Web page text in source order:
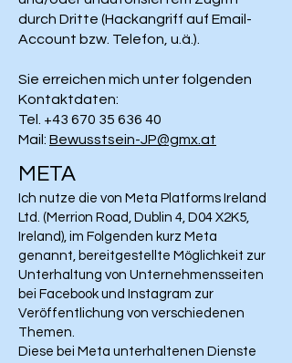
durch Dritte (Hackangriff auf Email-
Account bzw. Telefon, u.ä.).
Sie erreichen mich unter folgenden
Kontaktdaten:
Tel. +43 670 35 636 40
Mail: Bewusstsein-JP@gmx.at
META
Ich nutze die von Meta Platforms Ireland
Ltd. (Merrion Road, Dublin 4, D04 X2K5,
Ireland), im Folgenden kurz Meta
genannt, bereitgestellte Möglichkeit zur
Unterhaltung von Unternehmensseiten
bei Facebook und Instagram zur
Veröffentlichung von verschiedenen
Themen.
Diese bei Meta unterhaltenen Dienste